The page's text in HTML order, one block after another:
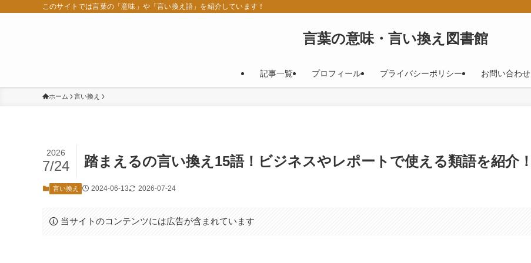
このサイトでは言葉の「意味」や「言い換え語」を紹介しています！
言葉の意味・言い換え図書館
記事一覧 プロフィール プライバシーポリシー お問い合わせ
ホーム 言い換え
踏まえるの言い換え15語！ビジネスやレポートで使える類語を紹介！
2026
7/24
言い換え 2024-06-13 2026-07-24
当サイトのコンテンツには広告が含まれています